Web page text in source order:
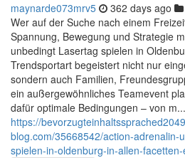
maynarde073mrv5 362 days ago
Wer auf der Suche nach einem
Spannung, Bewegung und Strategie
unbedingt Lasertag spielen in
Trendsportart begeistert nicht nur
sondern auch Familien,
ein außergewöhnliches Teamevent
dafür optimale Bedingungen – von m...
https://
blog.com/35668542/action-adrenalin-
spielen-in-oldenburg-in-allen-